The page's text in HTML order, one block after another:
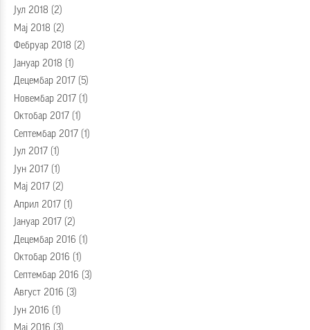
Јул 2018 (2)
Мај 2018 (2)
Фебруар 2018 (2)
Јануар 2018 (1)
Децембар 2017 (5)
Новембар 2017 (1)
Октобар 2017 (1)
Септембар 2017 (1)
Јул 2017 (1)
Јун 2017 (1)
Мај 2017 (2)
Април 2017 (1)
Јануар 2017 (2)
Децембар 2016 (1)
Октобар 2016 (1)
Септембар 2016 (3)
Август 2016 (3)
Јун 2016 (1)